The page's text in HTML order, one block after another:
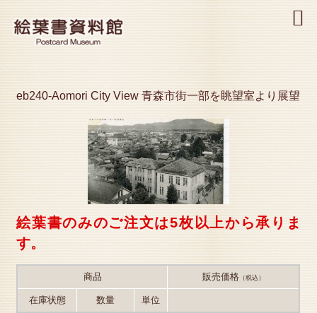
eb240-Aomori City View 青森市街一部を眺望室より展望
絵葉書のみのご注文は5枚以上から承りま
す。
商品 販売価格（税込）
在庫状態 数量 単位